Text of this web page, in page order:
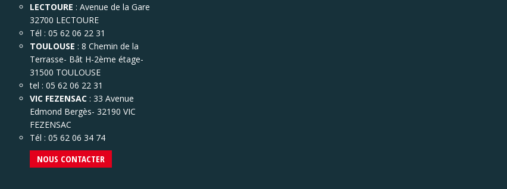
LECTOURE : Avenue de la Gare
32700 LECTOURE
Tél : 05 62 06 22 31
TOULOUSE : 8 Chemin de la
Terrasse- Bât H-2ème étage-
31500 TOULOUSE
tel : 05 62 06 22 31
VIC FEZENSAC : 33 Avenue
Edmond Bergès- 32190 VIC
FEZENSAC
Tél : 05 62 06 34 74
NOUS CONTACTER